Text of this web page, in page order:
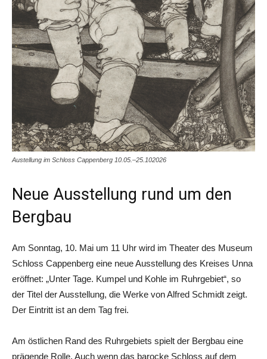
Austellung im Schloss Cappenberg 10.05.–25.102026
Neue Ausstellung rund um den
Bergbau
Am Sonntag, 10. Mai um 11 Uhr wird im Theater des Museum
Schloss Cappenberg eine neue Ausstellung des Kreises Unna
eröffnet: „Unter Tage. Kumpel und Kohle im Ruhrgebiet“, so
der Titel der Ausstellung, die Werke von Alfred Schmidt zeigt.
Der Eintritt ist an dem Tag frei.
Am östlichen Rand des Ruhrgebiets spielt der Bergbau eine
prägende Rolle. Auch wenn das barocke Schloss auf dem